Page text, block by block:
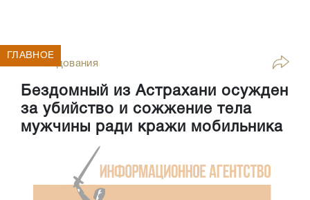
Расследования
Бездомный из Астрахани осужден
за убийство и сожжение тела
мужчины ради кражи мобильника
ГЛАВНОЕ